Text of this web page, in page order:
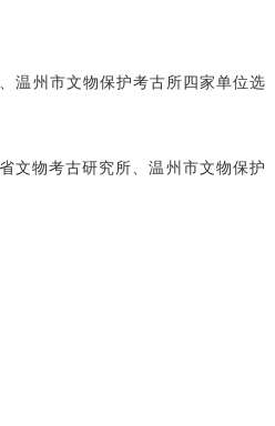
温州市文物保护考古所四家单位选
文物考古研究所、温州市文物保护